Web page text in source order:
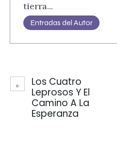
tierra...
Entradas del Autor
Los Cuatro
Leprosos Y El
Camino A La
Esperanza